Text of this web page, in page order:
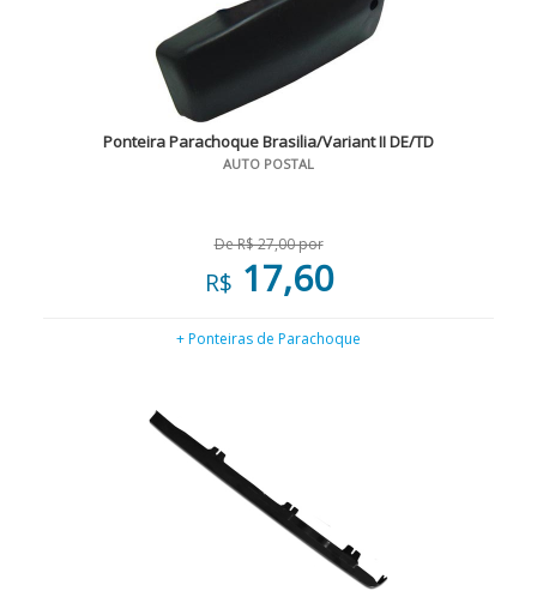
Ponteira Parachoque Brasilia/Variant II DE/TD
AUTO POSTAL
De R$ 27,00 por
R$ 17,60
+ Ponteiras de Parachoque